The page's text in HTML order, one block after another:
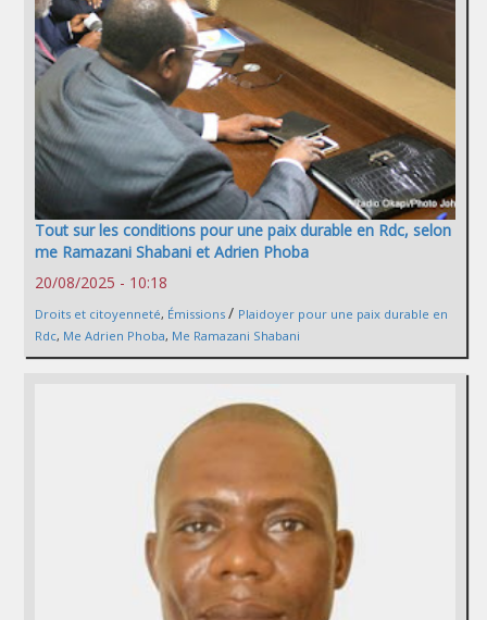
Tout sur les conditions pour une paix durable en Rdc, selon
me Ramazani Shabani et Adrien Phoba
20/08/2025 - 10:18
Droits et citoyenneté, Émissions / Plaidoyer pour une paix durable en
Rdc, Me Adrien Phoba, Me Ramazani Shabani